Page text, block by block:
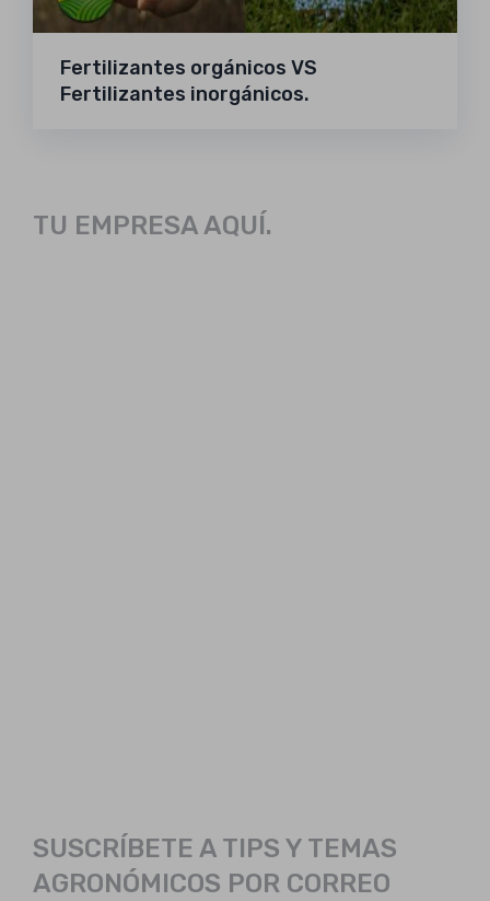
Fertilizantes orgánicos VS
Fertilizantes inorgánicos.
TU EMPRESA AQUÍ.
SUSCRÍBETE A TIPS Y TEMAS
AGRONÓMICOS POR CORREO